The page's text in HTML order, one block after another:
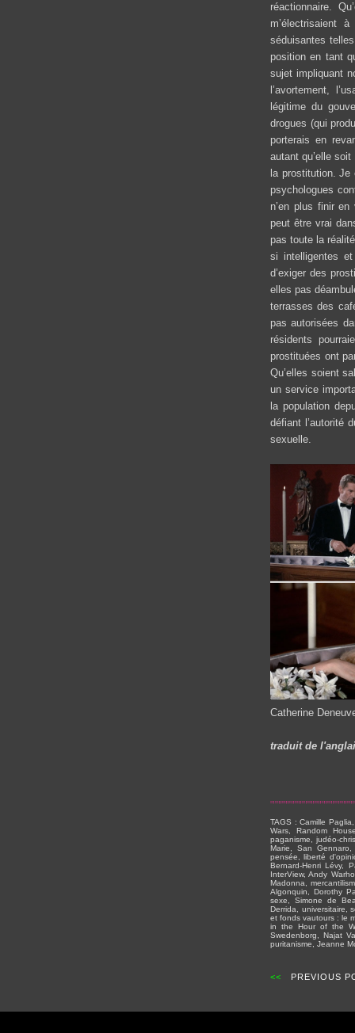
réactionnaire.
m’électrisaient
séduisantes
position en tant
sujet impliquant
l’avortement,
légitime du
drogues (qui
porterais en
autant qu’elle
la prostitution.
psychologues
n’en plus finir
peut être vrai
pas toute la
si intelligentes
d’exiger des
elles pas
terrasses des
pas autorisées
résidents
prostituées ont
Qu’elles soient
un service
la population
défiant l’autorité
sexuelle.
Catherine
traduit de
TAGS : Camille
Wars, Random
paganisme, judéo-
Marie, San
pensée, liberté
Bernard-Henri Lévy,
InterView, Andy
Madonna,
Algonquin, Dorothy
sexe, Simone de
Derrida, universitaire,
et fonds vautours : le
in the Hour of the
Swedenborg, Najat
puritanisme, Jeanne
<< PREVIOUS